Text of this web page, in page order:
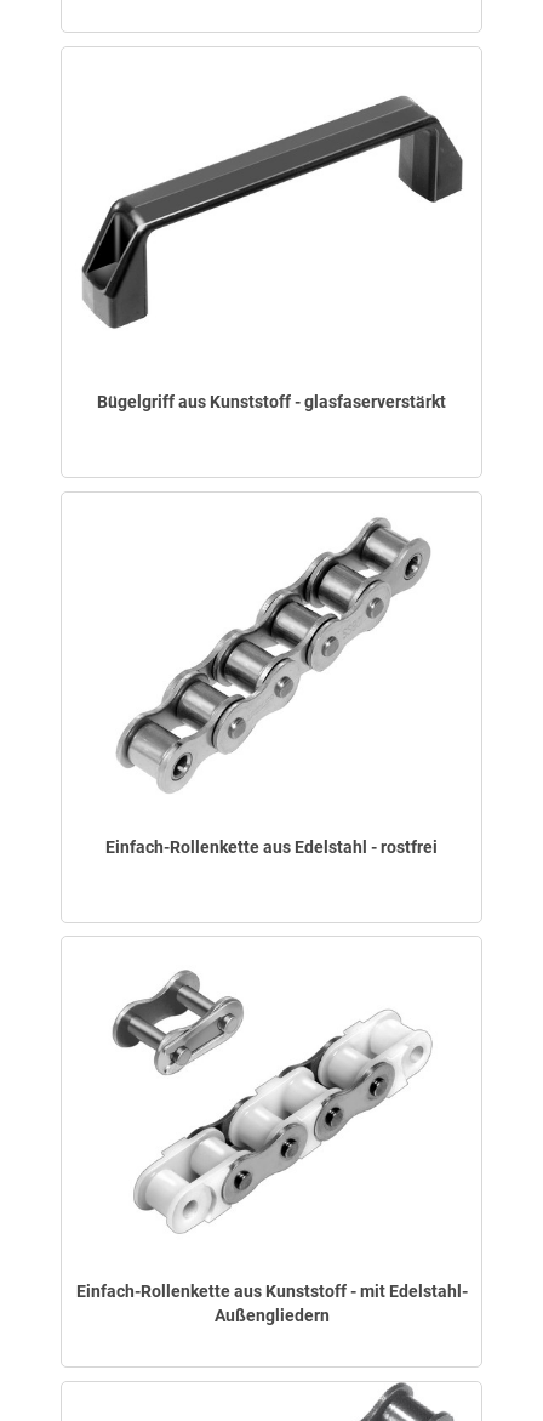
Bügelgriff aus Kunststoff - glasfaserverstärkt
Einfach-Rollenkette aus Edelstahl - rostfrei
Einfach-Rollenkette aus Kunststoff - mit Edelstahl-
Außengliedern